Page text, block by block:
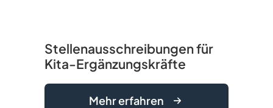
Stellenausschreibungen für
Kita-Ergänzungskräfte
Mehr erfahren